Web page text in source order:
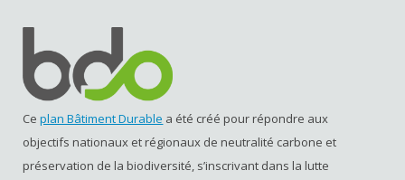
Ceplan Bâtiment Durable a été créé pour répondre aux
objectifs nationaux et régionaux de neutralité carbone et
préservation de la biodiversité, s’inscrivant dans la lutte